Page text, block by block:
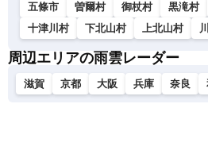
五條市 曽爾村 御杖村 黒滝村
十津川村
下北山村 上北山村
周辺エリアの雨雲レーダー
滋賀 京都 大阪 兵庫 奈良